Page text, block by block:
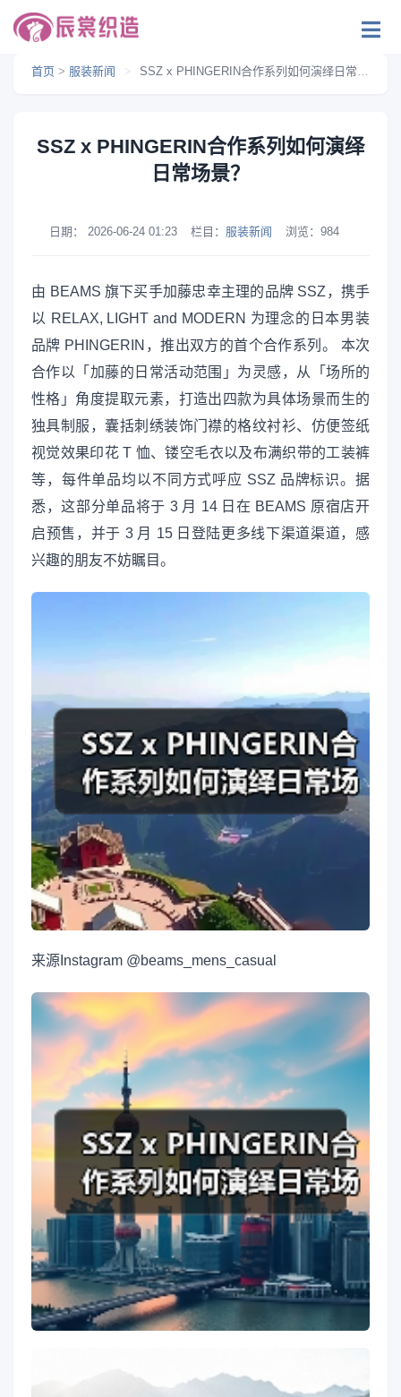
首页 > 服装新闻 > SSZ x PHINGERIN合作系列如何演绎日常场景？
SSZ x PHINGERIN合作系列如何演绎
日常场景？
日期： 2026-06-24 01:23 栏目： 服装新闻 浏览： 984
由 BEAMS 旗下买手加藤忠幸主理的品牌 SSZ，携手
以 RELAX, LIGHT and MODERN 为理念的日本男装
品牌 PHINGERIN，推出双方的首个合作系列。 本次
合作以「加藤的日常活动范围」为灵感，从「场所的
性格」角度提取元素，打造出四款为具体场景而生的
独具制服，囊括刺绣装饰门襟的格纹衬衫、仿便签纸
视觉效果印花 T 恤、镂空毛衣以及布满织带的工装裤
等，每件单品均以不同方式呼应 SSZ 品牌标识。据
悉，这部分单品将于 3 月 14 日在 BEAMS 原宿店开
启预售，并于 3 月 15 日登陆更多线下渠道渠道，感
兴趣的朋友不妨瞩目。
来源 Instagram @beams_mens_casual